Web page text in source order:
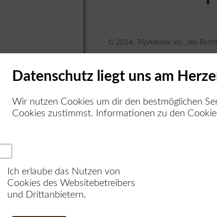
Datenschutz liegt uns am
Wir nutzen Cookies um dir den bestmöglichen
Cookies zustimmst. Informationen zu den
Ich erlaube das Nutzen von
Cookies des Websitebetreibers
und Drittanbietern.
© 2014, TripAdvisor Inc., alle
Kontakt
Boulevard Friedrichstrasse
Friedrichstraße 106c